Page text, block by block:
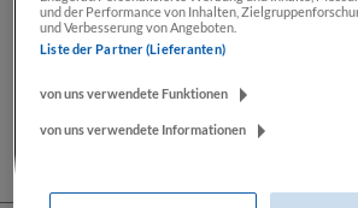
Lassen Sie sich Ihre
Thomas Wizany exklusiv…Mehr
und der Performance von Inhalten,
und Verbesserung von Angeboten.
Liste der Partner (Lieferanten)
von uns verwendete Funktionen
von uns verwendete Informationen